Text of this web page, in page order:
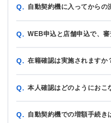
Q. 自動契約機に入ってからの
Q. WEB申込と店舗申込で、
Q. 在籍確認は実施されますか
Q. 本人確認はどのようにおこ
Q. 自動契約機での増額手続き